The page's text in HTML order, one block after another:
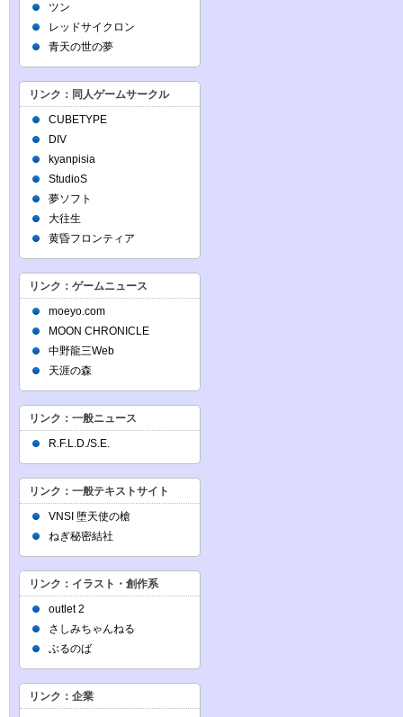
ツン
レッドサイクロン
青天の世の夢
リンク：同人ゲームサークル
CUBETYPE
DIV
kyanpisia
StudioS
夢ソフト
大往生
黄昏フロンティア
リンク：ゲームニュース
moeyo.com
MOON CHRONICLE
中野龍三Web
天涯の森
リンク：一般ニュース
R.F.L.D./S.E.
リンク：一般テキストサイト
VNSI 堕天使の槍
ねぎ秘密結社
リンク：イラスト・創作系
outlet 2
さしみちゃんねる
ぶるのば
リンク：企業